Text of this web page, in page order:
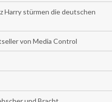
Harry stürmen die deutschen
von Media Control